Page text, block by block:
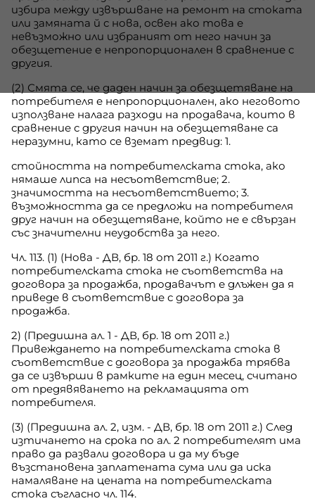
избира между извършване на ремонт на стоката
или замяната й с нова, освен ако това е
невъзможно или избраният от него начин за
обезщетение е непропорционален в сравнение с
другия.
(2) Смята се, че даден начин за обезщетяване на
потребителя е непропорционален, ако неговото
използване налага разходи на продавача, които в
сравнение с другия начин на обезщетяване са
неразумни, като се вземат предвид: 1.
стойността на потребителската стока, ако
нямаше липса на несъответствие; 2.
значимостта на несъответствието; 3.
възможността да се предложи на потребителя
друг начин на обезщетяване, който не е свързан
със значителни неудобства за него.
Чл. 113. (1) (Нова - ДВ, бр. 18 от 2011 г.) Когато
потребителската стока не съответства на
договора за продажба, продавачът е длъжен да я
приведе в съответствие с договора за
продажба.
2) (Предишна ал. 1 - ДВ, бр. 18 от 2011 г.)
Привеждането на потребителската стока в
съответствие с договора за продажба трябва
да се извърши в рамките на един месец, считано
от предявяването на рекламацията от
потребителя.
(3) (Предишна ал. 2, изм. - ДВ, бр. 18 от 2011 г.) След
изтичането на срока по ал. 2 потребителят има
право да развали договора и да му бъде
възстановена заплатената сума или да иска
намаляване на цената на потребителската
стока съгласно чл. 114.